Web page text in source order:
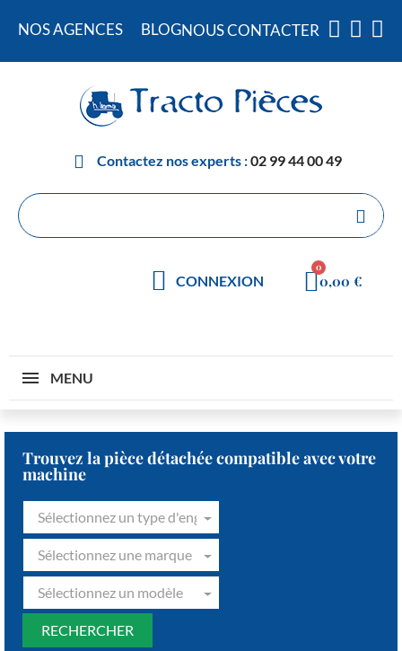
NOS AGENCES BLOGNOUS CONTACTER
Contactez nos experts :02 99 44 00 49
CONNEXION 0,00 €
MENU
Trouvez la pièce détachée compatible avec votre
machine
Sélectionnez un type d'engin
Sélectionnez une marque
Sélectionnez un modèle